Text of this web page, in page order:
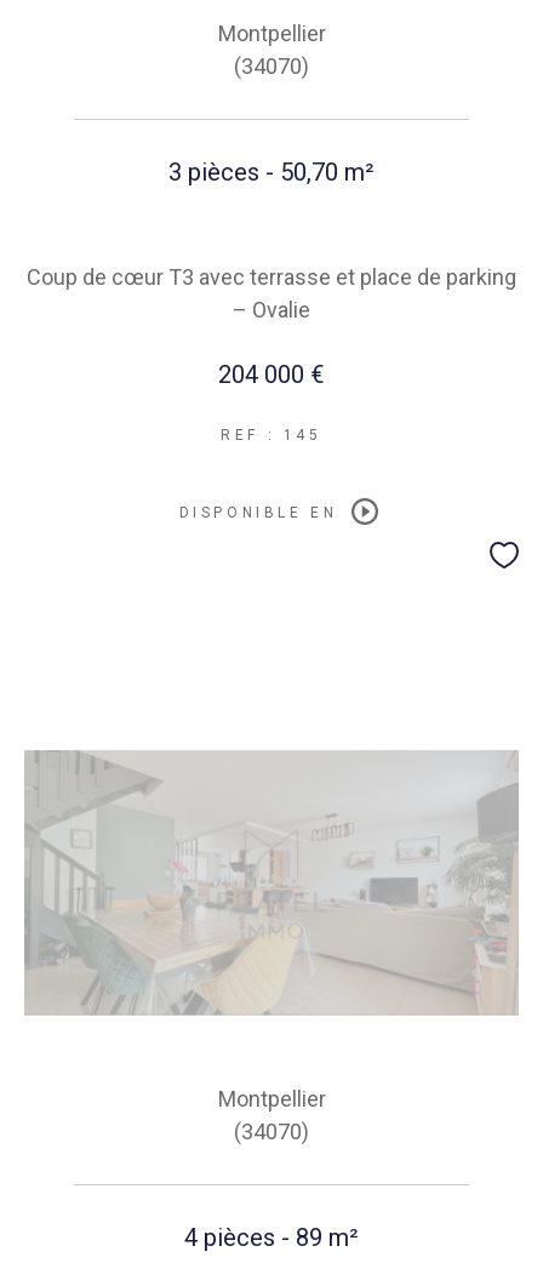
Montpellier
(34070)
3 pièces - 50,70 m²
Coup de cœur T3 avec terrasse et place de parking
– Ovalie
204 000 €
REF : 145
DISPONIBLE EN
Montpellier
(34070)
4 pièces - 89 m²